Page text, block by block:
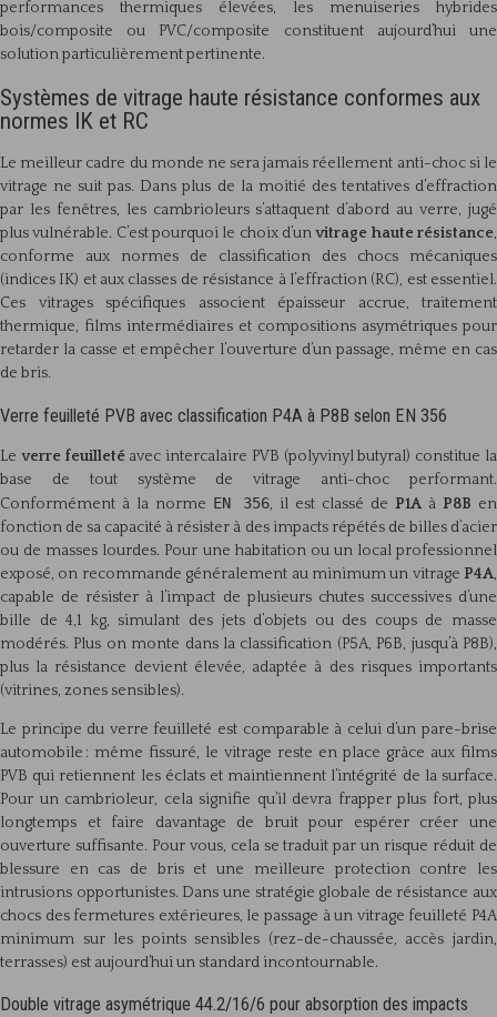
performances thermiques élevées, les menuiseries hybrides
bois/composite ou PVC/composite constituent aujourd’hui une
solution particulièrement pertinente.
Systèmes de vitrage haute résistance conformes aux
normes IK et RC
Le meilleur cadre du monde ne sera jamais réellement anti-choc si le
vitrage ne suit pas. Dans plus de la moitié des tentatives d’effraction
par les fenêtres, les cambrioleurs s’attaquent d’abord au verre, jugé
plus vulnérable. C’est pourquoi le choix d’unvitrage haute résistance,
conforme aux normes de classification des chocs mécaniques
(indices IK) et aux classes de résistance à l’effraction (RC), est essentiel.
Ces vitrages spécifiques associent épaisseur accrue, traitement
thermique, films intermédiaires et compositions asymétriques pour
retarder la casse et empêcher l’ouverture d’un passage, même en cas
de bris.
Verre feuilleté PVB avec classification P4A à P8B selon EN 356
Le verre feuilletéavec intercalaire PVB (polyvinyl butyral) constitue la
base de tout système de vitrage anti-choc performant.
Conformément à la norme EN 356, il est classé de P1Aà P8B en
fonction de sa capacité à résister à des impacts répétés de billes d’acier
ou de masses lourdes. Pour une habitation ou un local professionnel
exposé, on recommande généralement au minimum un vitrage P4A,
capable de résister à l’impact de plusieurs chutes successives d’une
bille de 4,1 kg, simulant des jets d’objets ou des coups de masse
modérés. Plus on monte dans la classification (P5A, P6B, jusqu’à P8B),
plus la résistance devient élevée, adaptée à des risques importants
(vitrines, zones sensibles).
Le principe du verre feuilleté est comparable à celui d’un pare-brise
automobile : même fissuré, le vitrage reste en place grâce aux films
PVB qui retiennent les éclats et maintiennent l’intégrité de la surface.
Pour un cambrioleur, cela signifie qu’il devra frapper plus fort, plus
longtemps et faire davantage de bruit pour espérer créer une
ouverture suffisante. Pour vous, cela se traduit par un risque réduit de
blessure en cas de bris et une meilleure protection contre les
intrusions opportunistes. Dans une stratégie globale de résistance aux
chocs des fermetures extérieures, le passage à un vitrage feuilleté P4A
minimum sur les points sensibles (rez-de-chaussée, accès jardin,
terrasses) est aujourd’hui un standard incontournable.
Double vitrage asymétrique 44.2/16/6 pour absorption des impacts